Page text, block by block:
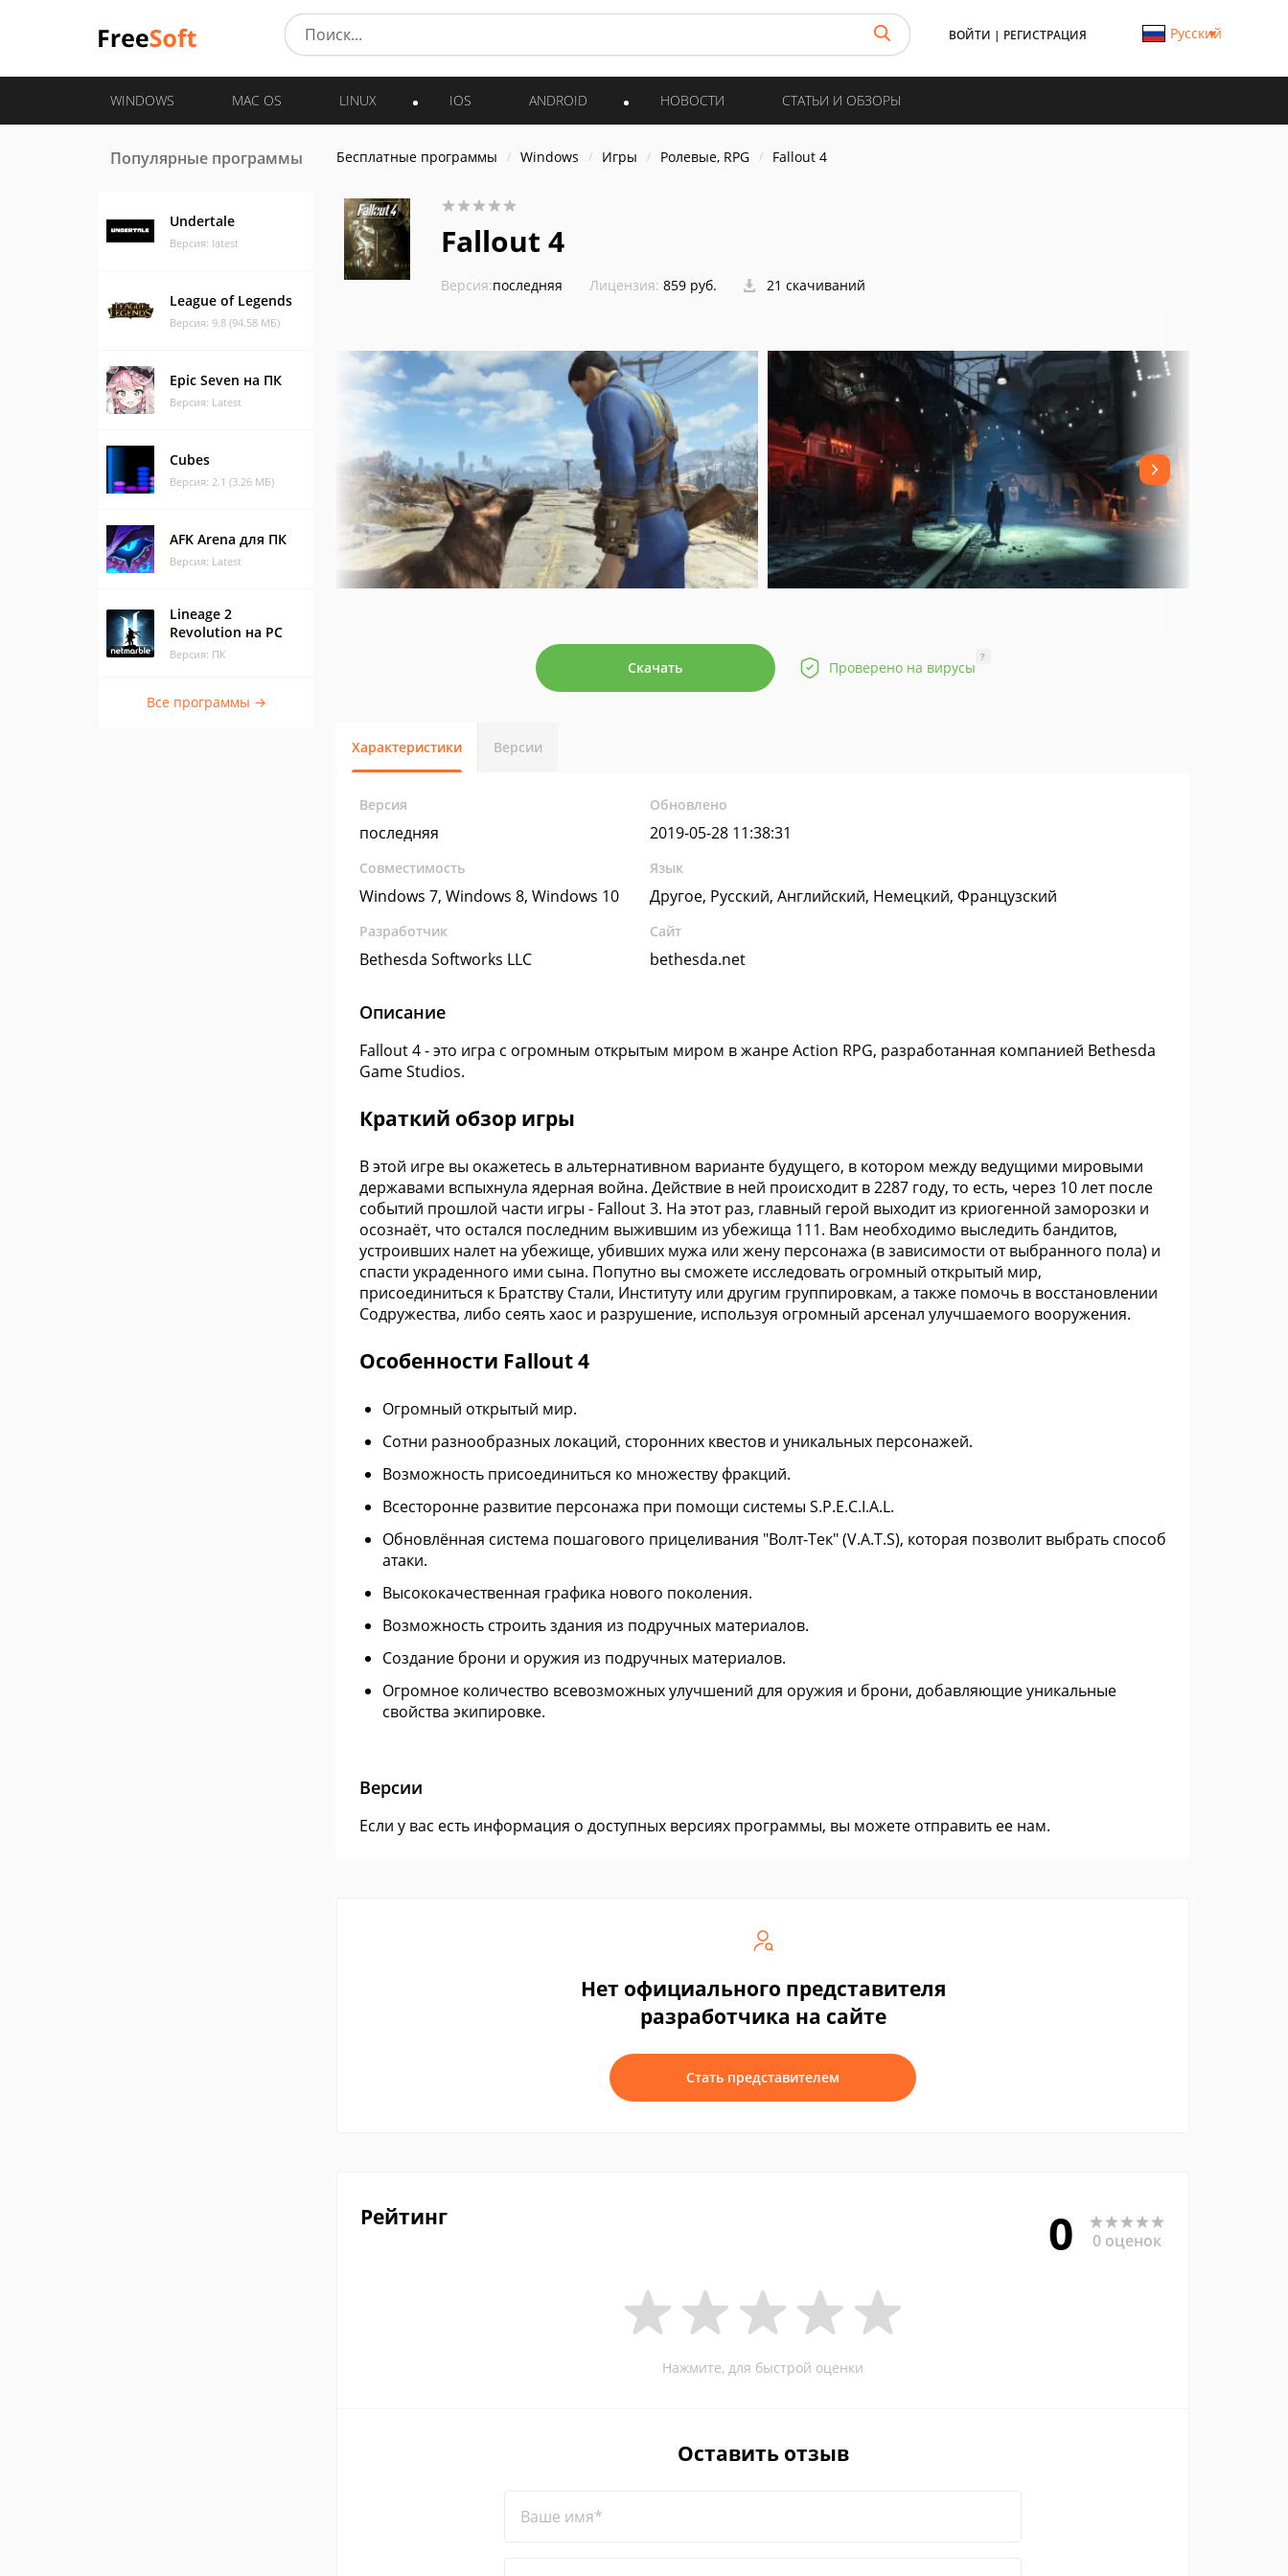
ВОЙТИ | РЕГИСТРАЦИЯ Русский
WINDOWS MAC OS LINUX IOS ANDROID НОВОСТИ СТАТЬИ И ОБЗОРЫ
Популярные программы
Undertale
Версия: latest
League of Legends
Версия: 9.8 (94.58 МБ)
Epic Seven на ПК
Версия: Latest
Cubes
Версия: 2.1 (3.26 МБ)
AFK Arena для ПК
Версия: Latest
Lineage 2
Revolution на PC
Версия: ПК
Все программы →
Бесплатные программы Windows Игры Ролевые, RPG Fallout 4
Fallout 4
Версия:последняя Лицензия: 859 pуб. 21 скачиваний
Скачать Проверено на вирусы
?
Характеристики Версии
Версия
последняя
Обновлено
2019-05-28 11:38:31
Совместимость
Windows 7, Windows 8, Windows 10
Язык
Другое, Русский, Английский, Немецкий, Французский
Разработчик
Bethesda Softworks LLC
Сайт
bethesda.net
Описание
Fallout 4 - это игра с огромным открытым миром в жанре Action RPG, разработанная компанией Bethesda
Game Studios.
Краткий обзор игры
В этой игре вы окажетесь в альтернативном варианте будущего, в котором между ведущими мировыми
державами вспыхнула ядерная война. Действие в ней происходит в 2287 году, то есть, через 10 лет после
событий прошлой части игры - Fallout 3. На этот раз, главный герой выходит из криогенной заморозки и
осознаёт, что остался последним выжившим из убежища 111. Вам необходимо выследить бандитов,
устроивших налет на убежище, убивших мужа или жену персонажа (в зависимости от выбранного пола) и
спасти украденного ими сына. Попутно вы сможете исследовать огромный открытый мир,
присоединиться к Братству Стали, Институту или другим группировкам, а также помочь в восстановлении
Содружества, либо сеять хаос и разрушение, используя огромный арсенал улучшаемого вооружения.
Особенности Fallout 4
Огромный открытый мир.
Сотни разнообразных локаций, сторонних квестов и уникальных персонажей.
Возможность присоединиться ко множеству фракций.
Всесторонне развитие персонажа при помощи системы S.P.E.C.I.A.L.
Обновлённая система пошагового прицеливания "Волт-Тек" (V.A.T.S), которая позволит выбрать способ
атаки.
Высококачественная графика нового поколения.
Возможность строить здания из подручных материалов.
Создание брони и оружия из подручных материалов.
Огромное количество всевозможных улучшений для оружия и брони, добавляющие уникальные
свойства экипировке.
Версии
Если у вас есть информация о доступных версиях программы, вы можете отправить ее нам.
Нет официального представителя
разработчика на сайте
Стать представителем
Рейтинг 0 0 оценок
Нажмите, для быстрой оценки
Оставить отзыв
Ваше имя*